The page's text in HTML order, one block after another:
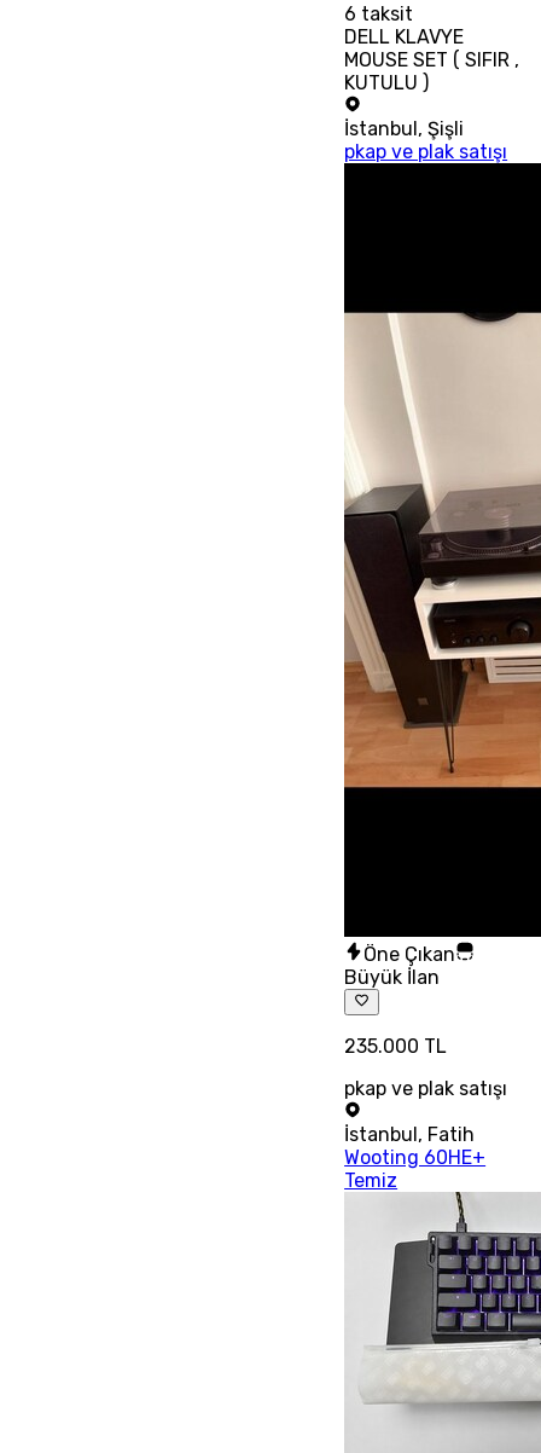
6 taksit
DELL KLAVYE
MOUSE SET ( SIFIR ,
KUTULU )
İstanbul,Şişli
pkap ve plak satışı
Öne Çıkan
Büyük İlan
235.000 TL
pkap ve plak satışı
İstanbul, Fatih
Wooting 60HE+
Temiz